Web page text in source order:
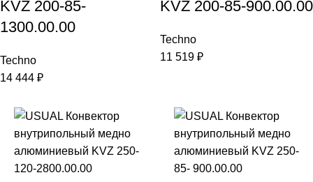
KVZ 200-85-
1300.00.00
Techno
14 444 ₽
KVZ 200-85-900.00.00
Techno
11 519 ₽